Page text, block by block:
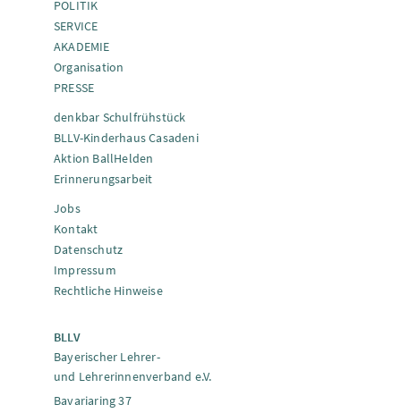
POLITIK
SERVICE
AKADEMIE
Organisation
PRESSE
denkbar Schulfrühstück
BLLV-Kinderhaus Casadeni
Aktion BallHelden
Erinnerungsarbeit
Jobs
Kontakt
Datenschutz
Impressum
Rechtliche Hinweise
BLLV
Bayerischer Lehrer-
und Lehrerinnenverband e.V.
Bavariaring 37